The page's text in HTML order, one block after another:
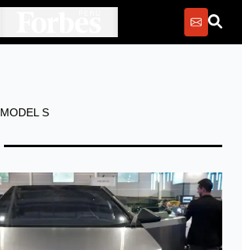
MODEL S